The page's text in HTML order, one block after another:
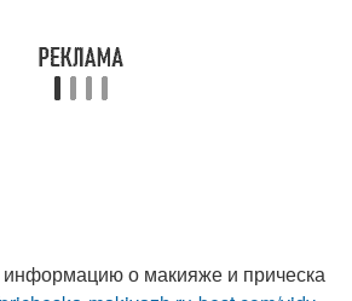
о макияже и прическа